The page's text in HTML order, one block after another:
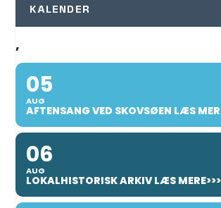
KALENDER
,
05
AUG
AFTENSANG VED SKOVSØEN LÆS
06
AUG
LOKALHISTORISK ARKIV LÆS MERE>>>